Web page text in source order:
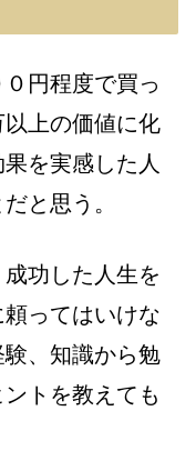
円程度で買っ
上の価値に化
を実感した人
と思う。
功した人生を
ってはいけな
、知識から勉
トを教えても